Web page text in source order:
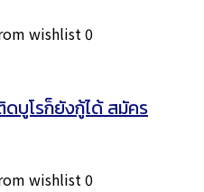
wishlist 0